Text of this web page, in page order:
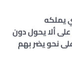
يملكه
ألا يحول دون
نحو يضر بهم